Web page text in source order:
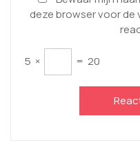
deze browser voor de
5 × = 20